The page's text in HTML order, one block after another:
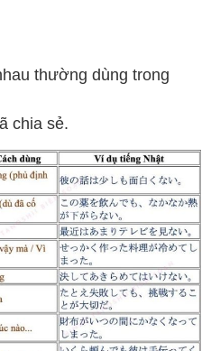
thường dùng trong
chia sẻ.